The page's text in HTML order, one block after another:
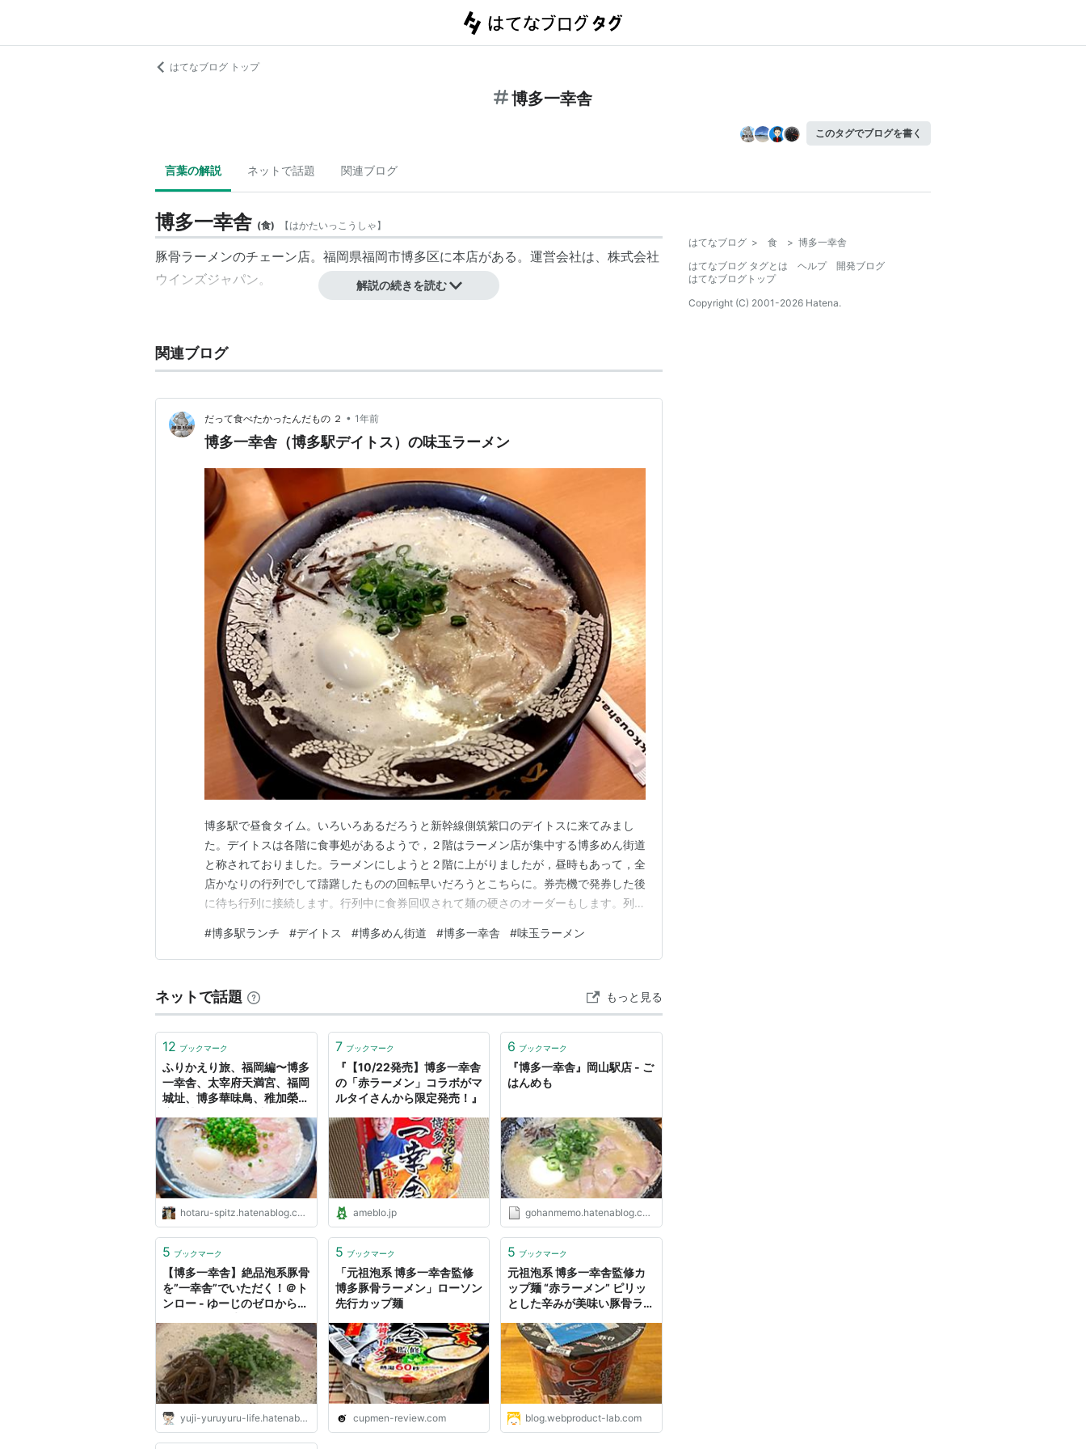
はてなブログ トップ
博多一幸舎
このタグでブログを書く
言葉の解説 ネットで話題 関連ブログ
博多一幸舎 (食) 【はかたいっこうしゃ】
豚骨ラーメンのチェーン店。福岡県福岡市博多区に本店がある。 運営会社は、株式会社
ウインズジャパン。 解説の続きを読む
関連ブログ
だって食べたかったんだもの ２ • 1年前
博多一幸舎（博多駅デイトス）の味玉ラーメン
博多駅で昼食タイム。いろいろあるだろうと新幹線側筑紫口のデイトスに来てみまし
た。デイトスは各階に食事処があるようで，２階はラーメン店が集中する博多めん街道
と称されておりました。ラーメンにしようと２階に上がりましたが，昼時もあって，全
店かなりの行列でして躊躇したものの回転早いだろうとこちらに。券売機で発券した後
に待ち行列に接続します。行列中に食券回収されて麺の硬さのオーダーもします。列が
いただきましたが，この泡に見た目驚きますが，いただいてみればマイルドさと少し甘
味を感じる豚の旨味が美味しさのように思います。また，博多…
#博多駅ランチ #デイトス #博多めん街道 #博多一幸舎 #味玉ラーメン
ネットで話題 もっと見る
12 ブックマーク
ふりかえり旅、福岡編〜博多
一幸舎、太宰府天満宮、福岡
城址、博多華味鳥、稚加榮本
長野、とりかわ粋恭、ロンド
ンバスカフェ、糸島牡蠣小
屋、どらきんぐ〜 - これはと
ある100kgオーバーの男が
美味しいものを食べながら痩
せるまでのダイエット成功物
語である
hotaru-spitz.hatenablog.com
7 ブックマーク
『【10/22発売】博多一幸舎
の「赤ラーメン」コラボがマ
ルタイさんから限定発売！』
ameblo.jp
6 ブックマーク
『博多一幸舎』岡山駅店 - ご
はんめも
gohanmemo.hatenablog.com
5 ブックマーク
【博多一幸舎】絶品泡系豚骨
を”一幸舎”でいただく！＠ト
ンロー - ゆーじのゼロから始
yuji-yuruyuru-life.hatenablog.com
5 ブックマーク
「元祖泡系 博多一幸舎監修
博多豚骨ラーメン」ローソン
先行カップ麺
cupmen-review.com
5 ブックマーク
元祖泡系 博多一幸舎監修カ
ップ麺 “赤ラーメン” ピリッ
とした辛みが美味い豚骨ラー
た。
blog.webproduct-lab.com
はてなブログ > 食 > 博多一幸舎
はてなブログ タグとは
ヘルプ
開発ブログ
はてなブログトップ
Copyright (C) 2001-2026 Hatena.